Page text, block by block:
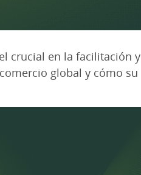
crucial en la facilitación y
global y cómo su